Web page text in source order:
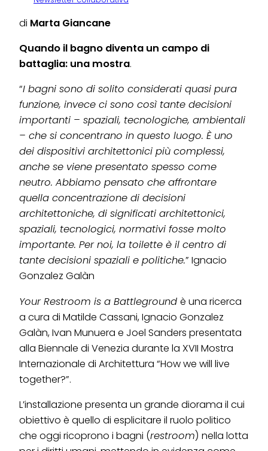
di Marta Giancane
Quando il bagno diventa un campo di
battaglia: una mostra.
“I bagni sono di solito considerati quasi pura
funzione, invece ci sono così tante decisioni
importanti – spaziali, tecnologiche, ambientali
– che si concentrano in questo luogo. È uno
dei dispositivi architettonici più complessi,
anche se viene presentato spesso come
neutro. Abbiamo pensato che affrontare
quella concentrazione di decisioni
architettoniche, di significati architettonici,
spaziali, tecnologici, normativi fosse molto
importante. Per noi, la toilette è il centro di
tante decisioni spaziali e politiche.” Ignacio
Gonzalez Galàn
Your Restroom is a Battleground è una ricerca
a cura di Matilde Cassani, Ignacio Gonzalez
Galàn, Ivan Munuera e Joel Sanders presentata
alla Biennale di Venezia durante la XVII Mostra
Internazionale di Architettura “How we will live
together?”.
L’installazione presenta un grande diorama il cui
obiettivo è quello di esplicitare il ruolo politico
che oggi ricoprono i bagni (restroom) nella lotta